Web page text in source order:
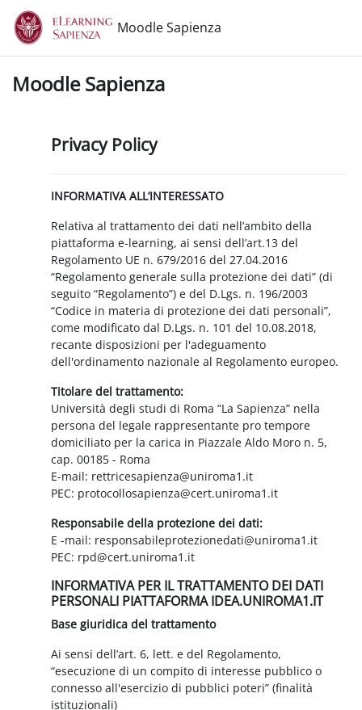
Vai al contenuto principale
Moodle Sapienza
Moodle Sapienza
Privacy Policy
INFORMATIVA ALL’INTERESSATO
Relativa al trattamento dei dati nell’ambito della
piattaforma e-learning, ai sensi dell’art.13 del
Regolamento UE n. 679/2016 del 27.04.2016
“Regolamento generale sulla protezione dei dati” (di
seguito “Regolamento”) e del D.Lgs. n. 196/2003
“Codice in materia di protezione dei dati personali”,
come modificato dal D.Lgs. n. 101 del 10.08.2018,
recante disposizioni per l'adeguamento
dell'ordinamento nazionale al Regolamento europeo.
Titolare del trattamento:
Università degli studi di Roma “La Sapienza” nella
persona del legale rappresentante pro tempore
domiciliato per la carica in Piazzale Aldo Moro n. 5,
cap. 00185 - Roma
E-mail: rettricesapienza@uniroma1.it
PEC: protocollosapienza@cert.uniroma1.it
Responsabile della protezione dei dati:
E -mail: responsabileprotezionedati@uniroma1.it
PEC: rpd@cert.uniroma1.it
INFORMATIVA PER IL TRATTAMENTO DEI DATI
PERSONALI PIATTAFORMA IDEA.UNIROMA1.IT
Base giuridica del trattamento
Ai sensi dell’art. 6, lett. e del Regolamento,
“esecuzione di un compito di interesse pubblico o
connesso all'esercizio di pubblici poteri” (finalità
istituzionali)